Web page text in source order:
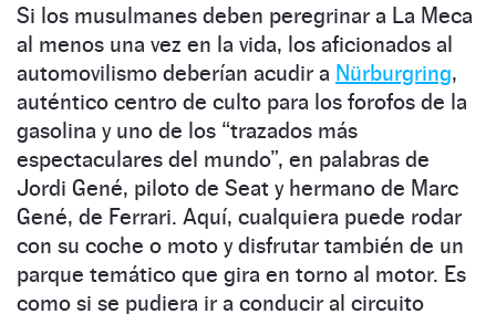
Si los musulmanes deben peregrinar a La Meca
al menos una vez en la vida, los aficionados al
automovilismo deberían acudir a Nürburgring,
auténtico centro de culto para los forofos de la
gasolina y uno de los “trazados más
espectaculares del mundo”, en palabras de
Jordi Gené, piloto de Seat y hermano de Marc
Gené, de Ferrari. Aquí, cualquiera puede rodar
con su coche o moto y disfrutar también de un
parque temático que gira en torno al motor. Es
como si se pudiera ir a conducir al circuito